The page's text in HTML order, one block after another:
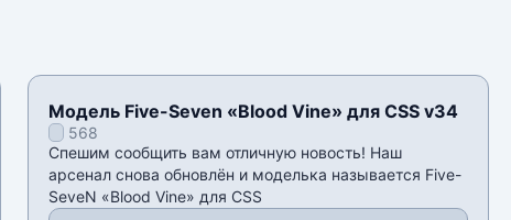
Модель Five-Seven «Blood Vine» для CSS v34
568
Спешим сообщить вам отличную новость! Наш
арсенал снова обновлён и моделька называется Five-
SeveN «Blood Vine» для CSS